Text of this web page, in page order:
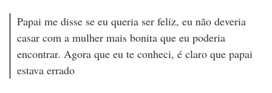
Papai me disse se eu queria ser feliz, eu não deveria
casar com a mulher mais bonita que eu poderia
encontrar. Agora que eu te conheci, é claro que papai
estava errado